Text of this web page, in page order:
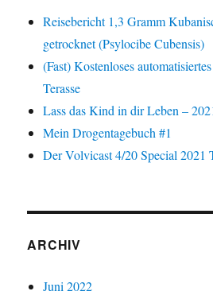
Reisebericht 1,3 Gramm
getrocknet (Psylocibe Cubensis)
(Fast) Kostenloses
Terasse
Lass das Kind in dir Leben –
Mein Drogentagebuch #1
Der Volvicast 4/20 Special 2021
ARCHIV
Juni 2022